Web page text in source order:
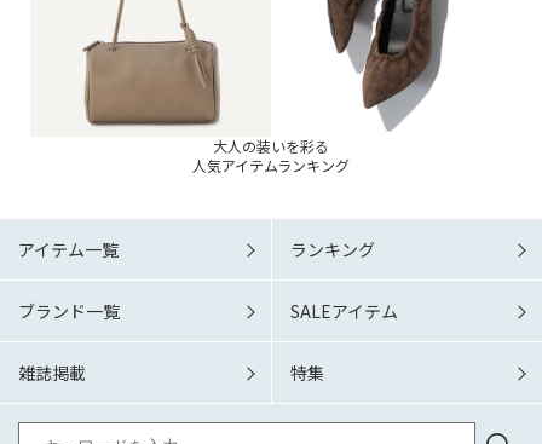
大人の装いを彩る
人気アイテムランキング
アイテム一覧 ランキング
ブランド一覧 SALEアイテム
雑誌掲載 特集